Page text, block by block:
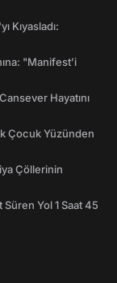
Kıyasladı:
"Manifest’i
Hayatını
Çocuk Yüzünden
Çöllerinin
Süren Yol 1 Saat 45